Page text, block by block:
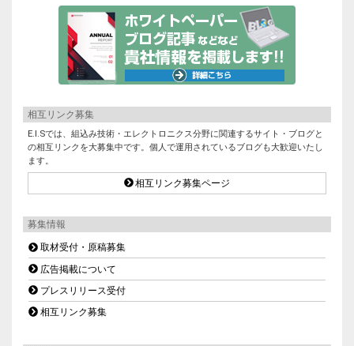
相互リンク募集
E.I.Sでは、組込み技術・エレクトロニクス分野に関連するサイト・ブログと
の相互リンクを大募集中です。個人で運用されているブログも大歓迎いたし
ます。
相互リンク募集ページ
募集情報
取材受付・原稿募集
広告掲載について
プレスリリース受付
相互リンク募集